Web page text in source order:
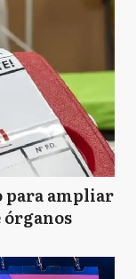
para ampliar